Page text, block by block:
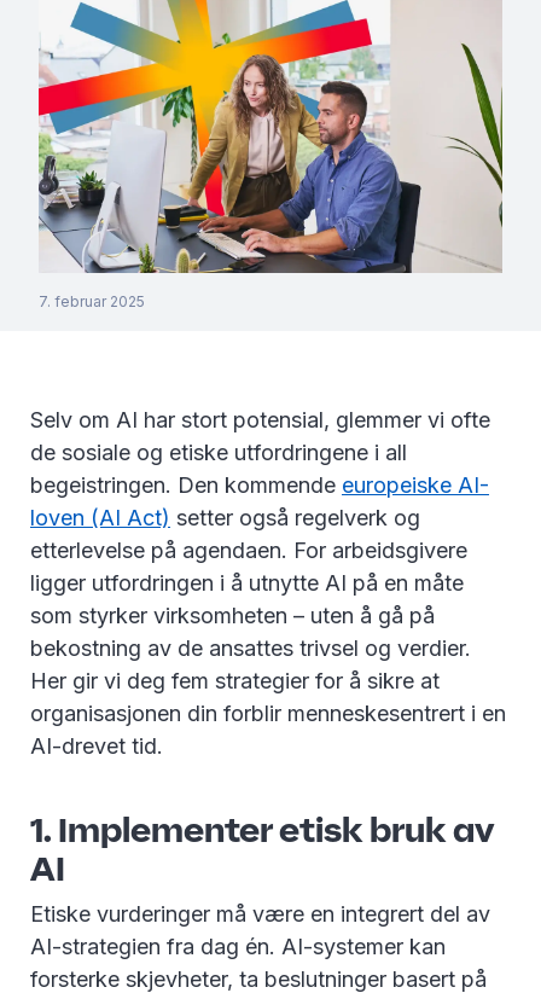
7. februar 2025
Selv om AI har stort potensial, glemmer vi ofte
de sosiale og etiske utfordringene i all
begeistringen. Den kommende europeiske AI-
loven (AI Act) setter også regelverk og
etterlevelse på agendaen. For arbeidsgivere
ligger utfordringen i å utnytte AI på en måte
som styrker virksomheten – uten å gå på
bekostning av de ansattes trivsel og verdier.
Her gir vi deg fem strategier for å sikre at
organisasjonen din forblir menneskesentrert i en
AI-drevet tid.
1. Implementer etisk bruk av
AI
Etiske vurderinger må være en integrert del av
AI-strategien fra dag én. AI-systemer kan
forsterke skjevheter, ta beslutninger basert på